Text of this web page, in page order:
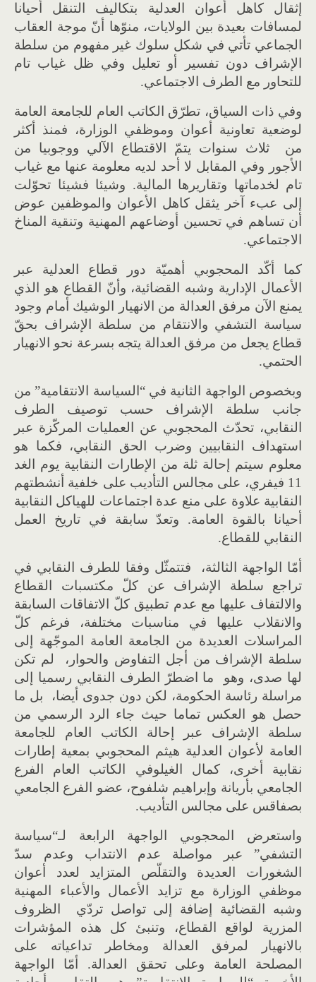
إثقال كاهل أعوان العدلية بتكاليف التنقل أحيانا
لمسافات بعيدة بين الولايات، منوّها أنّ موجة العقاب
الجماعي تأتي في شكل سلوك غير مفهوم من سلطة
الإشراف دون تفسير أو تعليل وفي ظل غياب تام
للتحاور مع الطرف الاجتماعي.
وفي ذات السياق، تطرّق الكاتب العام للجامعة العامة
لوضعية تعاونية أعوان وموظفي الوزارة، فمنذ أكثر
من ثلاث سنوات يتمّ الاقتطاع الآلي ووجوبيا من
الأجور وفي المقابل لا أحد لديه معلومة عنها مع غياب
تام لخدماتها وتقاريرها المالية. وشيئا فشيئا تحوّلت
إلى عبء آخر يثقل كاهل الأعوان والموظفين عوض
أن تساهم في تحسين أوضاعهم المهنية وتنقية المناخ
الاجتماعي.
كما أكّد المحجوبي أهميّة دور قطاع العدلية عبر
الأعمال الإدارية وشبه القضائية، وأنّ القطاع هو الذي
يمنع الآن مرفق العدالة من الانهيار الوشيك أمام وجود
سياسة التشفي والانتقام من سلطة الإشراف بحقّ
قطاع يجعل من مرفق العدالة يتجه بسرعة نحو الانهيار
الحتمي.
وبخصوص الواجهة الثانية في“ السياسة الانتقامية” من
جانب سلطة الإشراف حسب توصيف الطرف
النقابي، تحدّث المحجوبي عن العمليات المركّزة عبر
استهداف النقابيين وضرب الحق النقابي، فكما هو
معلوم سيتم إحالة ثلة من الإطارات النقابية يوم الغد
11 فيفري، على مجالس التأديب على خلفية أنشطتهم
النقابية علاوة على منع عدة اجتماعات للهياكل النقابية
أحيانا بالقوة العامة. وتعدّ سابقة في تاريخ العمل
النقابي للقطاع.
أمّا الواجهة الثالثة، فتتمثّل وفقا للطرف النقابي في
تراجع سلطة الإشراف عن كلّ مكتسبات القطاع
والالتفاف عليها مع عدم تطبيق كلّ الاتفاقات السابقة
والانقلاب عليها في مناسبات مختلفة، فرغم كلّ
المراسلات العديدة من الجامعة العامة الموجّهة إلى
سلطة الإشراف من أجل التفاوض والحوار، لم تكن
لها صدى، وهو ما اضطرّ الطرف النقابي رسميا إلى
مراسلة رئاسة الحكومة، لكن دون جدوى أيضا، بل ما
حصل هو العكس تماما حيث جاء الرد الرسمي من
سلطة الإشراف عبر إحالة الكاتب العام للجامعة
العامة لأعوان العدلية هيثم المحجوبي بمعية إطارات
نقابية أخرى، كمال الغيلوفي الكاتب العام الفرع
الجامعي بأريانة وإبراهيم شلفوح، عضو الفرع الجامعي
بصفاقس على مجالس التأديب.
واستعرض المحجوبي الواجهة الرابعة لـ“سياسة
التشفي” عبر مواصلة عدم الانتداب وعدم سدّ
الشغورات العديدة والتقلّص المتزايد لعدد أعوان
موظفي الوزارة مع تزايد الأعمال والأعباء المهنية
وشبه القضائية إضافة إلى تواصل تردّي الظروف
المزرية لواقع القطاع، وتنبئ كل هذه المؤشرات
بالانهيار لمرفق العدالة ومخاطر تداعياته على
المصلحة العامة وعلى تحقق العدالة.
أمّا الواجهة